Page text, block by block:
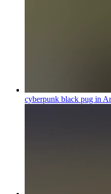
cyberpunk black pug in